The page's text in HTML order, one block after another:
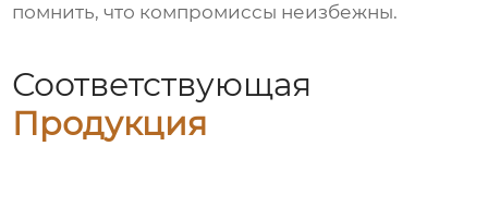
помнить, что компромиссы неизбежны.
Соответствующая
Продукция